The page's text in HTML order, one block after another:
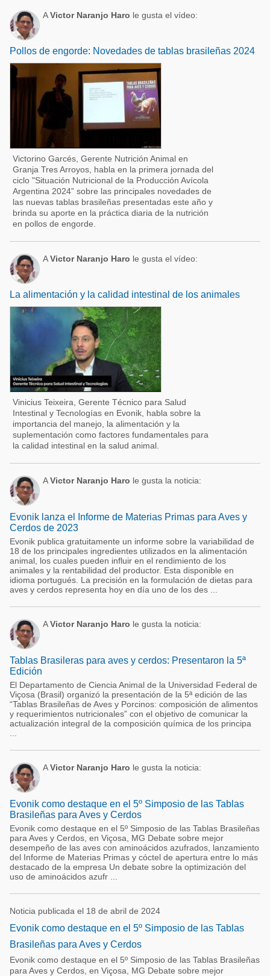
AVictor Naranjo Haro le gusta el vídeo:
Pollos de engorde: Novedades de tablas brasileñas 2024
Victorino Garcés, Gerente Nutrición Animal en
Granja Tres Arroyos, habla en la primera jornada del
ciclo "Situación Nutricional de la Producción Avícola
Argentina 2024” sobre las principales novedades de
las nuevas tablas brasileñas presentadas este año y
brinda su aporte en la práctica diaria de la nutrición
en pollos de engorde.
AVictor Naranjo Haro le gusta el vídeo:
La alimentación y la calidad intestinal de los animales
Vinicius Teixeira, Gerente Técnico para Salud
Intestinal y Tecnologías en Evonik, habla sobre la
importancia del manejo, la alimentación y la
suplementación como factores fundamentales para
la calidad intestinal en la salud animal.
AVictor Naranjo Haro le gusta la noticia:
Evonik lanza el Informe de Materias Primas para Aves y
Cerdos de 2023
Evonik publica gratuitamente un informe sobre la variabilidad de
18 de los principales ingredientes utilizados en la alimentación
animal, los cuales pueden influir en el rendimiento de los
animales y la rentabilidad del productor. Esta disponible en
idioma portugués. La precisión en la formulación de dietas para
aves y cerdos representa hoy en día uno de los des ...
AVictor Naranjo Haro le gusta la noticia:
Tablas Brasileras para aves y cerdos: Presentaron la 5ª
Edición
El Departamento de Ciencia Animal de la Universidad Federal de
Viçosa (Brasil) organizó la presentación de la 5ª edición de las
“Tablas Brasileñas de Aves y Porcinos: composición de alimentos
y requerimientos nutricionales” con el objetivo de comunicar la
actualización integral de la composición química de los principa
AVictor Naranjo Haro le gusta la noticia:
Evonik como destaque en el 5º Simposio de las Tablas
Brasileñas para Aves y Cerdos
Evonik como destaque en el 5º Simposio de las Tablas Brasileñas
para Aves y Cerdos, en Viçosa, MG Debate sobre mejor
desempeño de las aves con aminoácidos azufrados, lanzamiento
del Informe de Materias Primas y cóctel de apertura entre lo más
destacado de la empresa Un debate sobre la optimización del
uso de aminoácidos azufr ...
Noticia publicada el 18 de abril de 2024
Evonik como destaque en el 5º Simposio de las Tablas
Brasileñas para Aves y Cerdos
Evonik como destaque en el 5º Simposio de las Tablas Brasileñas
para Aves y Cerdos, en Viçosa, MG Debate sobre mejor